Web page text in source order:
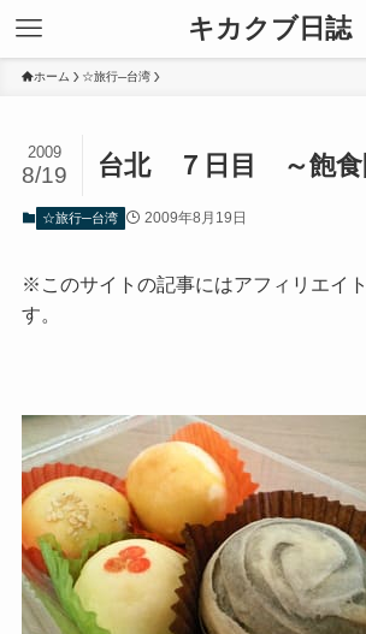
キカクブ日誌
ホーム ☆旅行─台湾
台北 ７日目 ～飽食
2009
8/19
☆旅行─台湾 2009年8月19日
※このサイトの記事にはアフィリエイ
す。